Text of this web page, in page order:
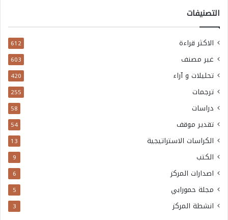
التصنيفات
الاكثر قراءة 612
غير مصنف 603
تحليلات و آراء 420
ترجمات 255
دراسات 58
تقدير موقف 54
الكراسات الاستراتيجية 13
الكتب 9
اصدارات المركز 6
مجلة حمورابي 5
انشطة المركز 3